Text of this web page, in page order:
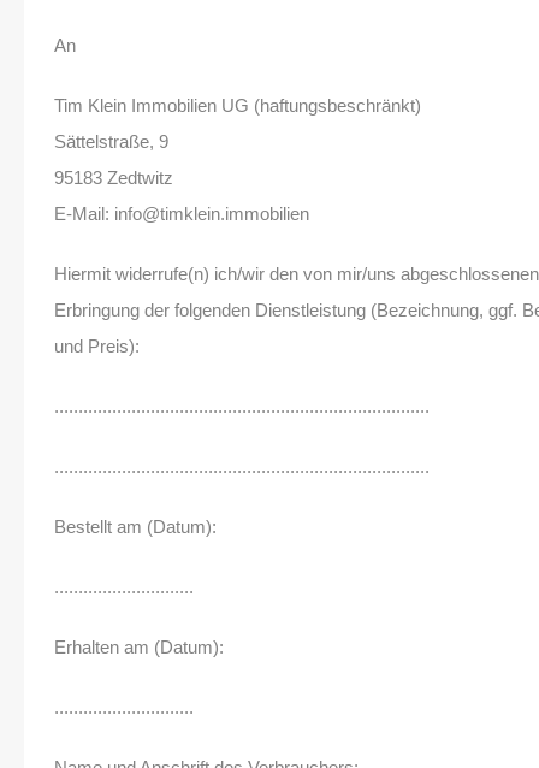
An
Tim Klein Immobilien UG (haftungsbeschränkt)
Sättelstraße, 9
95183 Zedtwitz
E-Mail: info@timklein.immobilien
Hiermit widerrufe(n) ich/wir den von mir/uns
Erbringung der folgenden Dienstleistung (Bezeichnung, ggf.
und Preis):
..............................................................................
..............................................................................
Bestellt am (Datum):
.............................
Erhalten am (Datum):
.............................